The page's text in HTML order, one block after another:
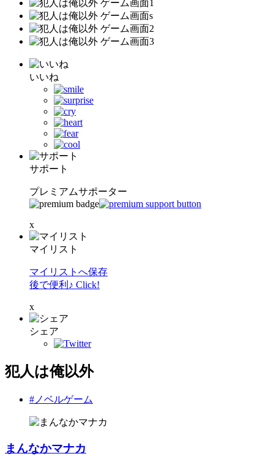
いいね
サポート
プレミアムサポーター
x
マイリスト
マイリストへ保存
後で便利♪ Click!
x
シェア
犯人は俺以外
#ノベルゲーム
まんなかマナカ